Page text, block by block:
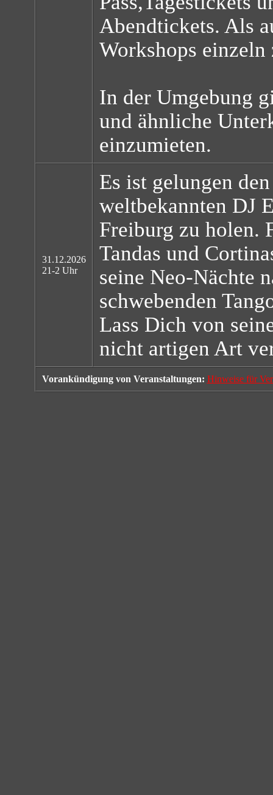
Abendtickets. Als
Workshops einzeln
In der Umgebung
und ähnliche
einzumieten.
31.12.2026
21-2 Uhr
Es ist gelungen den
weltbekannten DJ
Freiburg zu holen.
Tandas und
seine Neo-Nächte
schwebenden
Lass Dich von
nicht artigen Art
Vorankündigung von Veranstaltungen: Hinweise für